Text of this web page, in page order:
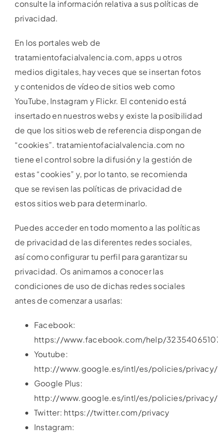
consulte la información relativa a sus políticas de
privacidad.
En los portales web de
tratamientofacialvalencia.com, apps u otros
medios digitales, hay veces que se insertan fotos
y contenidos de vídeo de sitios web como
YouTube, Instagram y Flickr. El contenido está
insertado en nuestros webs y existe la posibilidad
de que los sitios web de referencia dispongan de
“cookies”. tratamientofacialvalencia.com no
tiene el control sobre la difusión y la gestión de
estas “cookies” y, por lo tanto, se recomienda
que se revisen las políticas de privacidad de
estos sitios web para determinarlo.
Puedes acceder en todo momento a las políticas
de privacidad de las diferentes redes sociales,
así como configurar tu perfil para garantizar su
privacidad. Os animamos a conocer las
condiciones de uso de dichas redes sociales
antes de comenzar a usarlas:
Facebook:
https://www.facebook.com/help/
Youtube:
http://www.google.es/intl/es/policies/privacy/
Google Plus:
http://www.google.es/intl/es/policies/privacy/
Twitter: https://twitter.com/privacy
Instagram: